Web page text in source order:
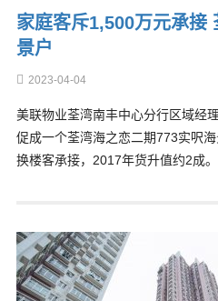
家庭客斥1,500万元承接
景户
2023-04-04
美联物业荃湾南丰中心分行区域经
促成一个荃湾海之恋二期773实呎
换楼客承接，2017年货升值约2成